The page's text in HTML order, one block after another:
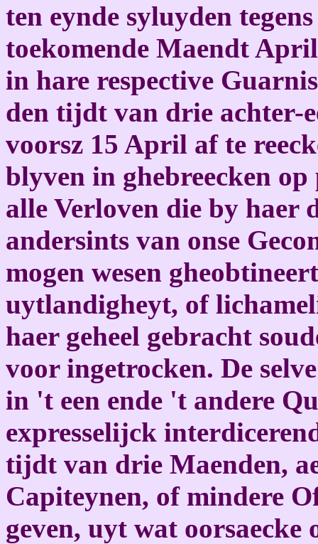
ten eynde syluyden
toekomende Maendt
in hare respective
den tijdt van drie achter-
voorsz 15 April af te
blyven in ghebreecken op
alle Verloven die by haer
andersints van onse
mogen wesen
uytlandigheyt, of
haer geheel gebracht
voor ingetrocken. De
in 't een ende 't andere
expresselijck
tijdt van drie Maenden,
Capiteynen, of mindere
geven, uyt wat oorsaecke